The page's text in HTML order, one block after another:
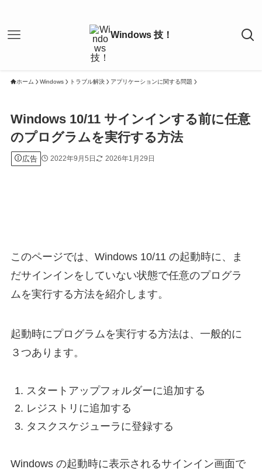
ホーム Windows トラブル解決 アプリケーションに関する問題
Windows 10/11 サインインする前に任意
のプログラムを実行する方法
広告 2022年9月5日 2026年1月29日
このページでは、Windows 10/11 の起動時に、ま
だサインインをしていない状態で任意のプログラ
ムを実行する方法を紹介します。
起動時にプログラムを実行する方法は、一般的に
３つあります。
スタートアップフォルダーに追加する
レジストリに追加する
タスクスケジューラに登録する
Windows の起動時に表示されるサインイン画面で